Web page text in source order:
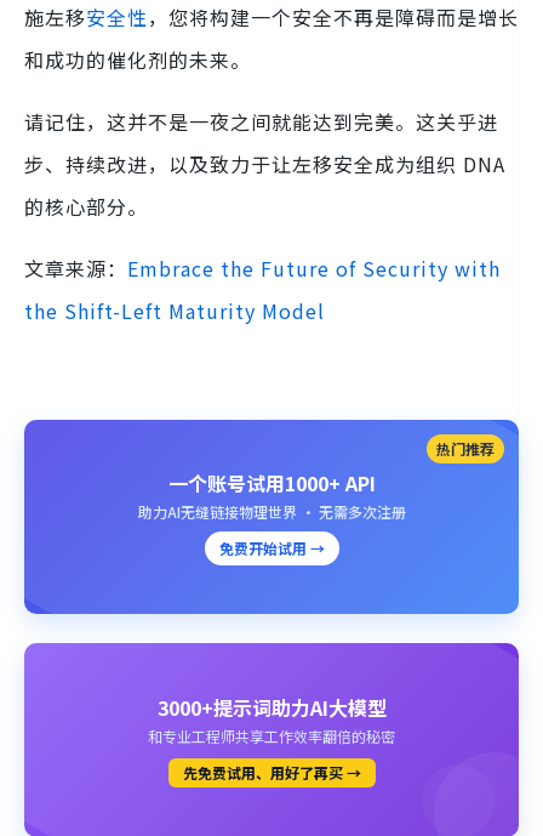
施左移安全性，您将构建一个安全不再是障碍而是增长
和成功的催化剂的未来。
请记住，这并不是一夜之间就能达到完美。这关乎进
步、持续改进，以及致力于让左移安全成为组织 DNA
的核心部分。
文章来源： Embrace the Future of Security with
the Shift-Left Maturity Model
热门推荐
一个账号试用1000+ API
助力AI无缝链接物理世界 · 无需多次注册
免费开始试用 →
3000+提示词助力AI大模型
和专业工程师共享工作效率翻倍的秘密
先免费试用、用好了再买 →